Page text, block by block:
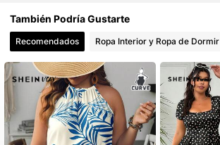
También Podría Gustarte
Recomendados Ropa Interior y Ropa de Dormir